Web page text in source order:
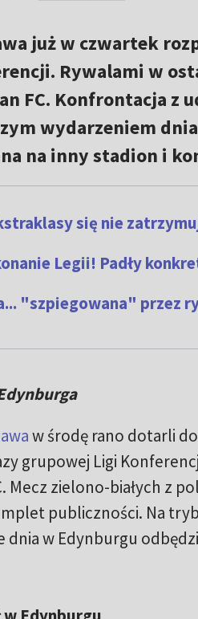
już w czwartek
Rywalami w
FC. Konfrontacja z
wydarzeniem
na inny stadion i
się nie
Legii! Padły
"szpiegowana" przez
w środę rano dotarli
grupowej Ligi
Mecz zielono-białych z
publiczności. Na
dnia w Edynburgu